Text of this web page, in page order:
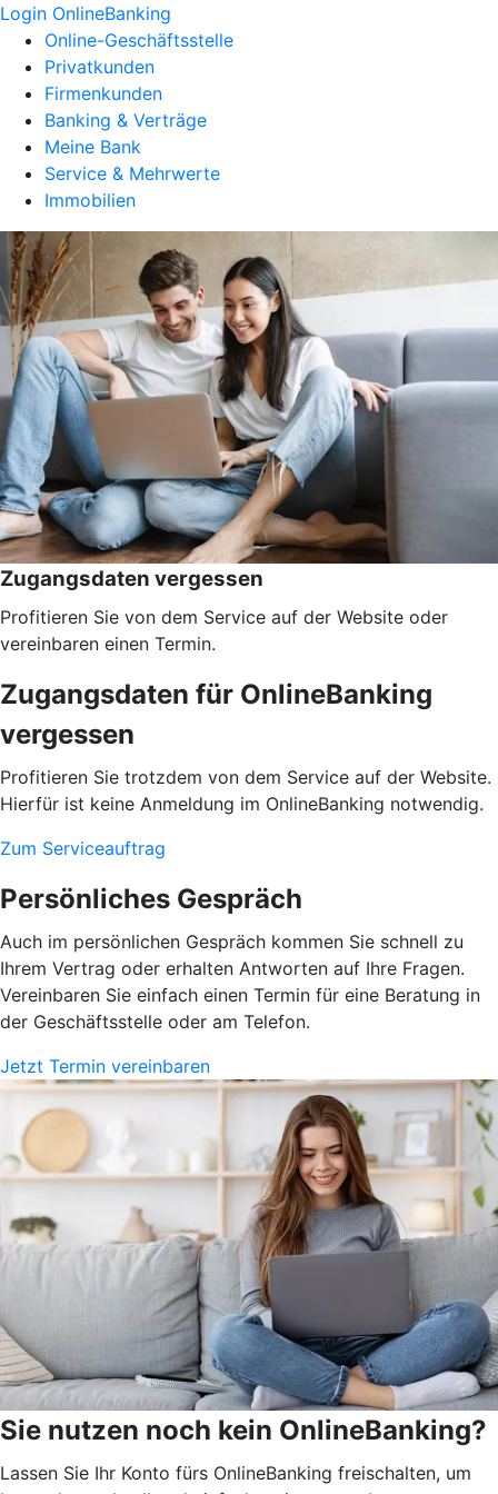
Login OnlineBanking
Online-Geschäftsstelle
Privatkunden
Firmenkunden
Banking & Verträge
Meine Bank
Service & Mehrwerte
Immobilien
Zugangsdaten vergessen
Profitieren Sie von dem Service auf der Website oder
vereinbaren einen Termin.
Zugangsdaten für OnlineBanking
vergessen
Profitieren Sie trotzdem von dem Service auf der Website.
Hierfür ist keine Anmeldung im OnlineBanking notwendig.
Zum Serviceauftrag
Persönliches Gespräch
Auch im persönlichen Gespräch kommen Sie schnell zu
Ihrem Vertrag oder erhalten Antworten auf Ihre Fragen.
Vereinbaren Sie einfach einen Termin für eine Beratung in
der Geschäftsstelle oder am Telefon.
Jetzt Termin vereinbaren
Sie nutzen noch kein OnlineBanking?
Lassen Sie Ihr Konto fürs OnlineBanking freischalten, um